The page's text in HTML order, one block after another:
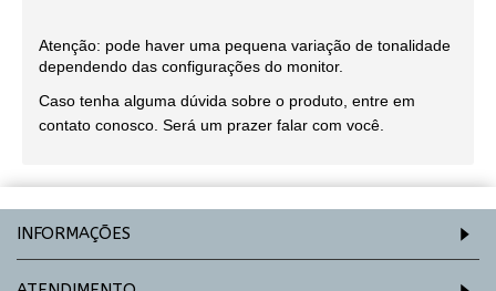
Atenção: pode haver uma pequena variação de tonalidade
dependendo das configurações do monitor.
Caso tenha alguma dúvida sobre o produto, entre em
contato conosco. Será um prazer falar com você.
INFORMAÇÕES